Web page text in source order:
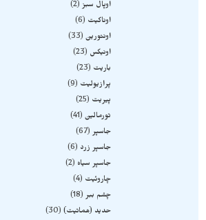
اوپال سبز 2
اوناکیت
6
اونتورین 33
اونیکس
23
باریت
23
پرازیولیت
9
پیریت
25
تورمالین 41
جاسپر 67
جاسپر زرد
6
جاسپر سیاه
2
چاروئیت
4
چشم ببر 18
حدید (هماتیت) 30